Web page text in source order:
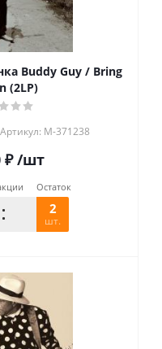
Buddy Guy / Bring
(2LP)
Артикул: M-371238
₽ /шт
Остаток
2
шт.